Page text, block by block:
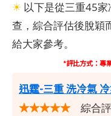
☀ 以下是從三重45
查，綜合評估後脫穎
給大家參考。
*評比方式：專
迅霆-三重 洗冷氣
★★★★★ 綜合